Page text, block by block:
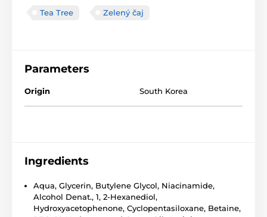
Tea Tree Zelený čaj
Parameters
Origin South Korea
Ingredients
Aqua, Glycerin, Butylene Glycol, Niacinamide,
Alcohol Denat., 1, 2-Hexanediol,
Hydroxyacetophenone, Cyclopentasiloxane, Betaine,